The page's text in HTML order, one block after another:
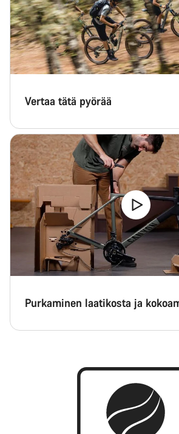
Vertaa tätä pyörää
Purkaminen laatikosta ja